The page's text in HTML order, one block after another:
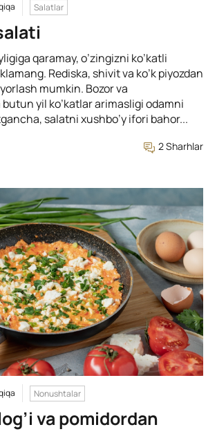
Salatlar
qaramay, o’zingizni ko’katli
Rediska, shivit va ko’k piyozdan
mumkin. Bozor va
butun yil ko’katlar arimasligi odamni
salatni xushbo’y ifori bahor...
2 Sharhlar
Nonushtalar
va pomidordan